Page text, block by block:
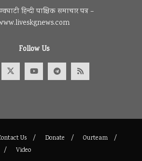
हिन्दी पाक्षिक समाचार पत्र –
Follow Us
Us Donate
Ourteam
Video